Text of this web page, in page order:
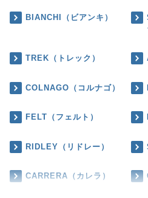
BIANCHI（ビアンキ）
TREK（トレック）
COLNAGO（コルナゴ）
FELT（フェルト）
RIDLEY（リドレー）
CARRERA（カレラ）